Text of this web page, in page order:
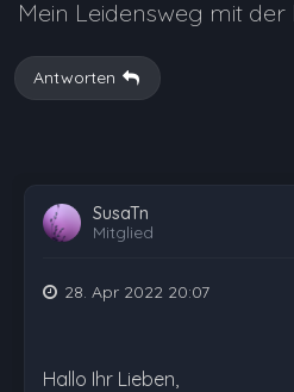
Mein Leidensweg mit
Antworten
SusaTn
Mitglied
28. Apr 2022 20:07
Hallo Ihr Lieben,